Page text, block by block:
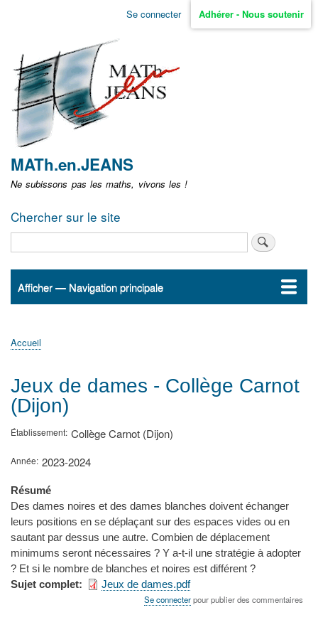
Aller
non
identifié
Se connecter Adhérer - Nous soutenir
MATh.en.JEANS
Ne subissons pas les maths, vivons les !
Chercher sur le site
Navigation
Afficher — Navigation principale
Accueil
ActualitésMATh.en.JEANS ?
Régions et Ateliers
Créer, gérer un atelier
Sujets/Publications
Congrès
d'Ariane
Accueil
Jeux de dames - Collège Carnot
(Dijon)
Établissement Collège Carnot (Dijon)
Année 2023-2024
Résumé
Des dames noires et des dames blanches doivent échanger
leurs positions en se déplaçant sur des espaces vides ou en
sautant par dessus une autre. Combien de déplacement
minimums seront nécessaires ? Y a-t-il une stratégie à adopter
? Et si le nombre de blanches et noires est différent ?
Sujet complet
Jeux de dames.pdf
Se connecterpour publier des commentaires